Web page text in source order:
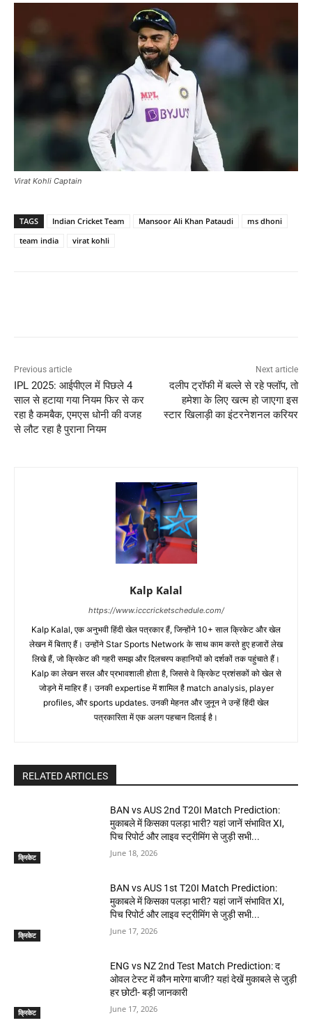
Virat Kohli Captain
TAGS Indian Cricket Team Mansoor Ali Khan Pataudi
ms dhoni
team india
virat kohli
Previous article
IPL 2025: आईपीएल में पिछले 4
साल से हटाया गया नियम फिर से कर
रहा है कमबैक, एमएस धोनी की वजह
से लौट रहा है पुराना नियम
Next article
दलीप ट्रॉफी में बल्ले से रहे फ्लॉप, तो
हमेशा के लिए खत्म हो जाएगा इस
स्टार खिलाड़ी का इंटरनेशनल करियर
Kalp Kalal
https://www.icccricketschedule.com/
Kalp Kalal, एक अनुभवी हिंदी खेल पत्रकार हैं, जिन्होंने 10+ साल क्रिकेट और खेल
लेखन में बिताए हैं। उन्होंने Star Sports Network के साथ काम करते हुए हजारों लेख
लिखे हैं, जो क्रिकेट की गहरी समझ और दिलचस्प कहानियों को दर्शकों तक पहुंचाते हैं।
Kalp का लेखन सरल और प्रभावशाली होता है, जिससे वे क्रिकेट प्रशंसकों को खेल से
जोड़ने में माहिर हैं। उनकी expertise में शामिल है match analysis, player
profiles, और sports updates. उनकी मेहनत और जुनून ने उन्हें हिंदी खेल
पत्रकारिता में एक अलग पहचान दिलाई है।
RELATED ARTICLES
क्रिकेट
BAN vs AUS 2nd T20I Match Prediction:
मुकाबले में किसका पलड़ा भारी? यहां जानें संभावित XI,
पिच रिपोर्ट और लाइव स्ट्रीमिंग से जुड़ी सभी...
June 18, 2026
क्रिकेट
BAN vs AUS 1st T20I Match Prediction:
मुकाबले में किसका पलड़ा भारी? यहां जानें संभावित XI,
पिच रिपोर्ट और लाइव स्ट्रीमिंग से जुड़ी सभी...
June 17, 2026
क्रिकेट
ENG vs NZ 2nd Test Match Prediction: द
ओवल टेस्ट में कौन मारेगा बाजी? यहां देखें मुकाबले से जुड़ी
हर छोटी- बड़ी जानकारी
June 17, 2026